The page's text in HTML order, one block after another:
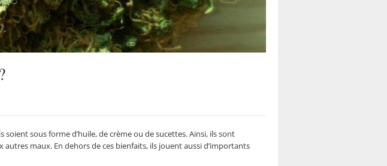
sous forme d’huile, de crème ou de sucettes. Ainsi, ils sont
maux. En dehors de ces bienfaits, ils jouent aussi d’importants